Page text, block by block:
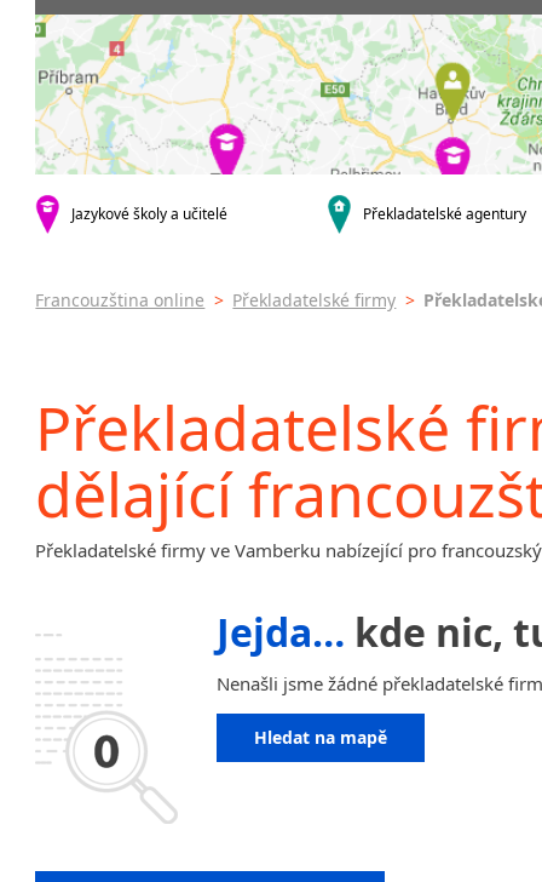
Praha 5
Praha 6
Praha 8
Praha 9
Praha 10
Brno
Boleslav
Dačice
Havlíčkův Brod
Kounice
Ústí nad Orlicí
Jazykové školy a učitelé Překladatelské agentury
Francouzština online > Překladatelské firmy >
Překladatelské
dělající
Překladatelské firmy ve Vamberku nabízející pro
Jejda… kde nic,
Nenašli jsme žádné překladatelské
Hledat na mapě